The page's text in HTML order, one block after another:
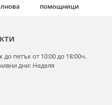
помощници
петък от 10:00 до 18:00ч.
дни: Неделя